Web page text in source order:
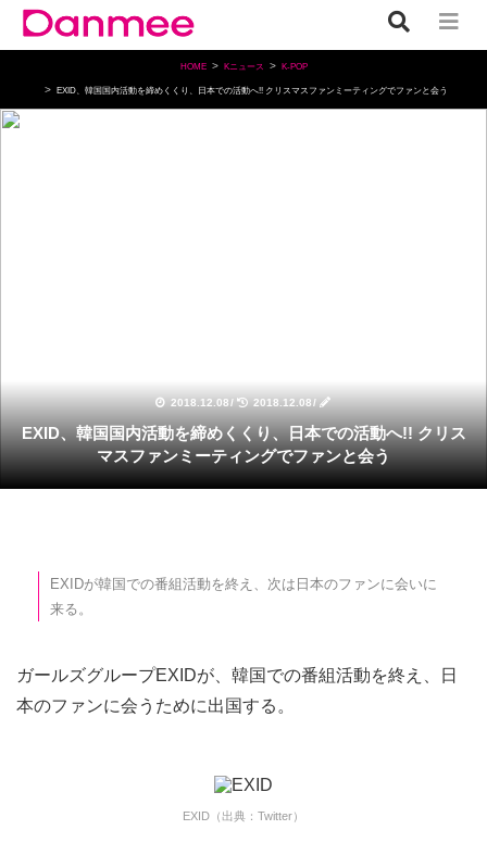
HOME Kニュース K-POP
EXID、韓国国内活動を締めくくり、日本での活動へ!! クリスマスファンミーティングでファンと会う
2018.12.08/ 2018.12.08/
EXID、韓国国内活動を締めくくり、日本での活動へ!! クリス
マスファンミーティングでファンと会う
EXIDが韓国での番組活動を終え、次は日本のファンに会いに
来る。
ガールズグループEXIDが、韓国での番組活動を終え、日
本のファンに会うために出国する。
EXID（出典：Twitter）